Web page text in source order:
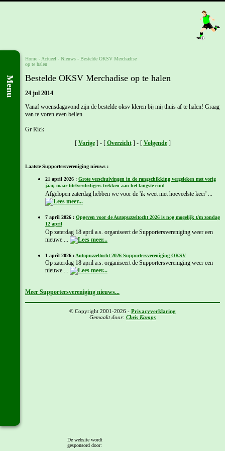
Menu
Home - Actueel - Nieuws - Bestelde OKSV Merchadise
op te halen
Bestelde OKSV Merchadise op te halen
24 jul 2014
Vanaf woensdagavond zijn de bestelde oksv kleren bij mij thuis af te halen! Graag
van te voren even bellen.
Gr Rick
[ Vorige] - [ Overzicht] - [ Volgende]
Laatste Supportersvereniging nieuws :
21 april 2026 : Grote verschuivingen in de rangschikking vergeleken met vorig
jaar, maar titelverdedigers trekken aan het langste eind
Afgelopen zaterdag hebben we voor de 'ik weet niet hoeveelste keer' ...
7 april 2026 : Opgeven voor de Autopuzzeltocht 2026 is nog mogelijk t/m zondag
12 april
Op zaterdag 18 april a.s. organiseert de Supportersvereniging weer een
nieuwe ...
1 april 2026 : Autopuzzeltocht 2026 Supportersvereniging OKSV
Op zaterdag 18 april a.s. organiseert de Supportersvereniging weer een
nieuwe ...
Meer Supportersvereniging nieuws...
© Copyright 2001-2026 - Privacyverklaring
Gemaakt door: Chris Kamps
De website wordt
gesponsord door: